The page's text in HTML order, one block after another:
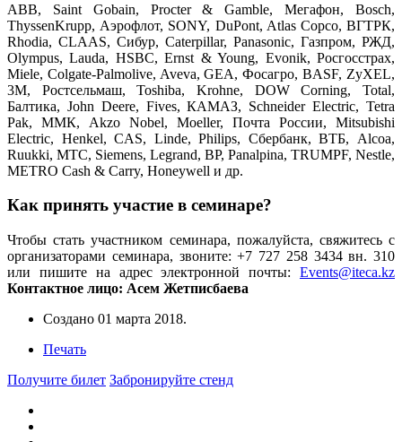
ABB, Saint Gobain, Procter & Gamble, Мегафон, Bosch,
ThyssenKrupp, Аэрофлот, SONY, DuPont, Atlas Copco, ВГТРК,
Rhodia, CLAAS, Сибур, Caterpillar, Panasonic, Газпром, РЖД,
Olympus, Lauda, HSBC, Ernst & Young, Evonik, Росгосстрах,
Miele, Colgate-Palmolive, Aveva, GEA, Фосагро, BASF, ZyXEL,
3M, Ростсельмаш, Toshiba, Krohne, DOW Corning, Total,
Балтика, John Deere, Fives, КАМАЗ, Schneider Electric, Tetra
Pak, ММК, Akzo Nobel, Moeller, Почта России, Mitsubishi
Electric, Henkel, CAS, Linde, Philips, Сбербанк, ВТБ, Alcoa,
Ruukki, МТС, Siemens, Legrand, BP, Panalpina, TRUMPF, Nestle,
METRO Cash & Carry, Honeywell и др.
Как принять участие в семинаре?
Чтобы стать участником семинара, пожалуйста, свяжитесь с
организаторами семинара, звоните: +7 727 258 3434 вн. 310
или пишите на адрес электронной почты: Events@iteca.kz
Контактное лицо: Асем Жетписбаева
Создано 01 марта 2018.
Печать
Получите билет Забронируйте стенд